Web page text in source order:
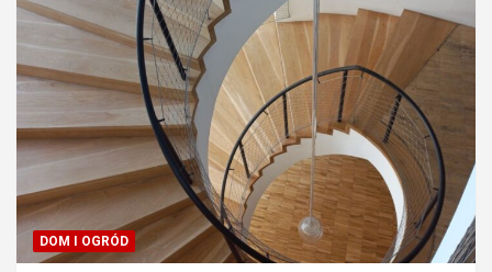
DOM I OGRÓD